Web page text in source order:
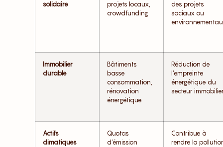
solidaire
projets locaux,
crowdfunding
des projets
sociaux ou
Immobilier
durable
Bâtiments
basse
consommation,
rénovation
énergétique
Réduction de
l’empreinte
énergétique du
secteur
Actifs
climatiques
Quotas
d’émission
Contribue à
rendre la